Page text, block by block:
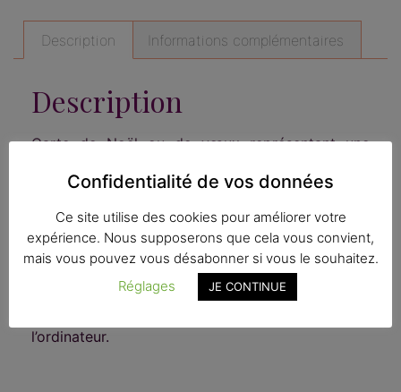
Description Informations complémentaires
Description
Carte de Noël ou de vœux représentant une
Format 14 x 14 cm .
Imprimé en France dans une imprimerie
Imprim’Vert.
Papier Rives Tradition Naturel, 300g.
Livré avec une enveloppe blanche, et sous
l’ordinateur.
Confidentialité de vos données
Ce site utilise des cookies pour améliorer votre
expérience. Nous supposerons que cela vous convient,
mais vous pouvez vous désabonner si vous le souhaitez.
Réglages
JE CONTINUE